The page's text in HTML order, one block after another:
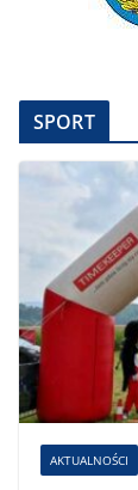
SPORT
AKTUALNOŚCI